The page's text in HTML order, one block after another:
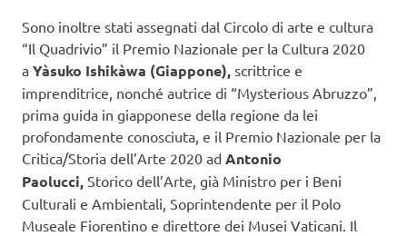
Sono inoltre stati assegnati dal Circolo di arte e cultura
“Il Quadrivio” il Premio Nazionale per la Cultura 2020
a Yàsuko Ishikàwa (Giappone), scrittrice e
imprenditrice, nonché autrice di “Mysterious Abruzzo”,
prima guida in giapponese della regione da lei
profondamente conosciuta, e il Premio Nazionale per la
Critica/Storia dell’Arte 2020 ad Antonio
Paolucci, Storico dell’Arte, già Ministro per i Beni
Culturali e Ambientali, Soprintendente per il Polo
Museale Fiorentino e direttore dei Musei Vaticani. Il